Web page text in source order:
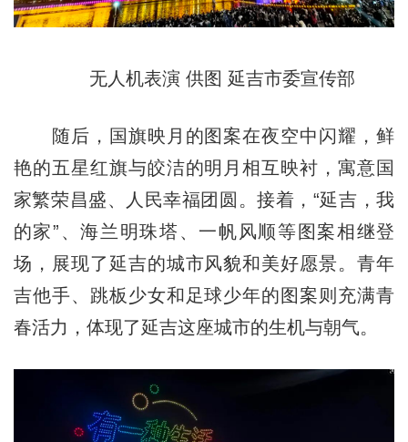
无人机表演 供图 延吉市委宣传部
随后，国旗映月的图案在夜空中闪耀，鲜
艳的五星红旗与皎洁的明月相互映衬，寓意国
家繁荣昌盛、人民幸福团圆。接着，“延吉，我
的家”、海兰明珠塔、一帆风顺等图案相继登
场，展现了延吉的城市风貌和美好愿景。青年
吉他手、跳板少女和足球少年的图案则充满青
春活力，体现了延吉这座城市的生机与朝气。